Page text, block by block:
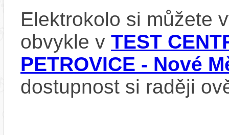
Elektrokolo si můžete
obvykle v TEST
PETROVICE - Nové
dostupnost si raději